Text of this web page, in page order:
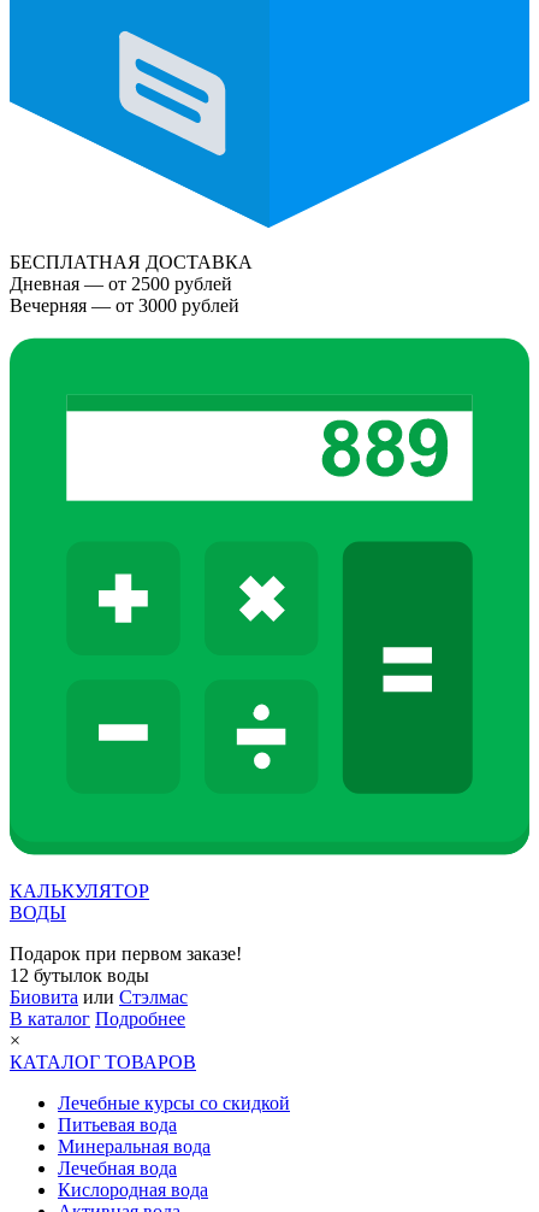
БЕСПЛАТНАЯ ДОСТАВКА
Дневная — от 2500 рублей
Вечерняя — от 3000 рублей
КАЛЬКУЛЯТОР
ВОДЫ
Подарок при первом заказе!
12 бутылок воды
Биовита или Стэлмас
В каталог Подробнее
×
КАТАЛОГ ТОВАРОВ
Лечебные курсы со скидкой
Питьевая вода
Минеральная вода
Лечебная вода
Кислородная вода